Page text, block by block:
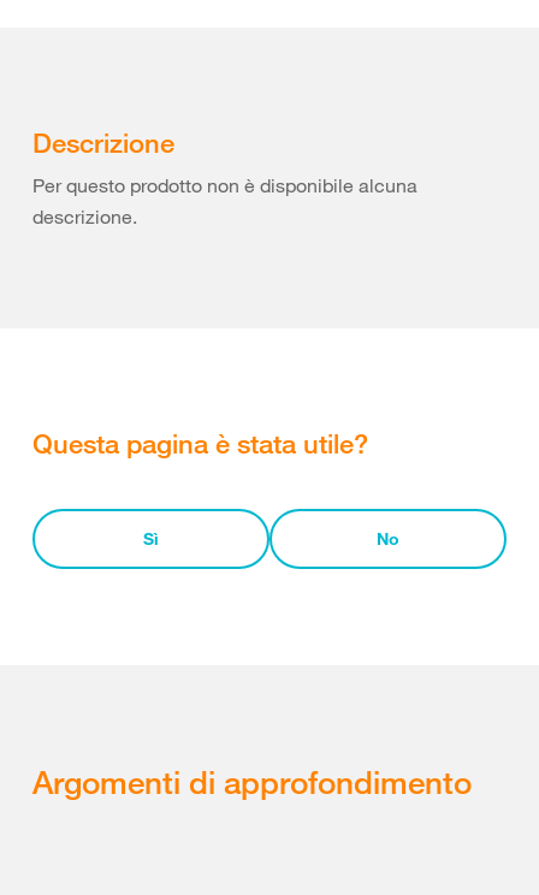
Descrizione
Per questo prodotto non è disponibile alcuna
descrizione.
Questa pagina è stata utile?
Sì No
Argomenti di approfondimento